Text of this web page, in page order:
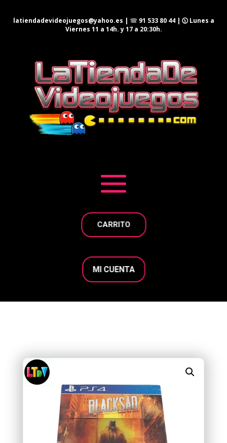
latiendadevideojuegos@yahoo.es | ☎ 91 533 80 44| 🕦 Lunes a
Viernes 11 a 14h. y 17 a 20:30h.
CARRITO
MI CUENTA